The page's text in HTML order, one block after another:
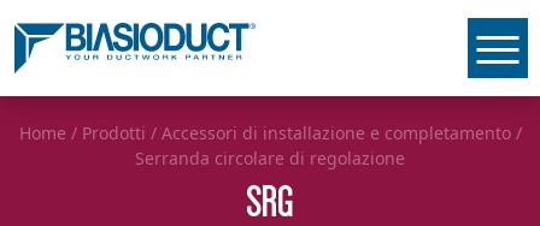
Home / Prodotti / Accessori di installazione e completamento /
Serranda circolare di regolazione
SRG